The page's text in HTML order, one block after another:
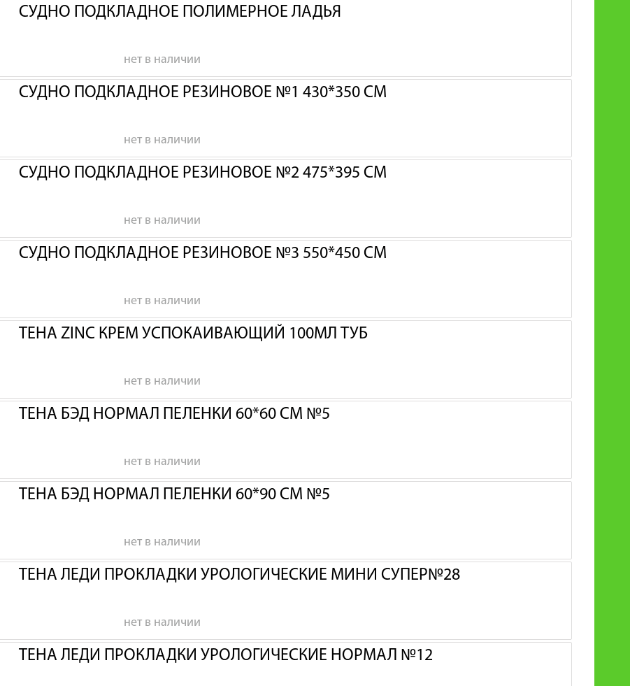
СУДНО ПОДКЛАДНОЕ ПОЛИМЕРНОЕ ЛАДЬЯ
нет в наличии
СУДНО ПОДКЛАДНОЕ РЕЗИНОВОЕ №1 430*350 СМ
нет в наличии
СУДНО ПОДКЛАДНОЕ РЕЗИНОВОЕ №2 475*395 СМ
нет в наличии
СУДНО ПОДКЛАДНОЕ РЕЗИНОВОЕ №3 550*450 СМ
нет в наличии
ТЕНА ZINC КРЕМ УСПОКАИВАЮЩИЙ 100МЛ ТУБ
нет в наличии
ТЕНА БЭД НОРМАЛ ПЕЛЕНКИ 60*60 СМ №5
нет в наличии
ТЕНА БЭД НОРМАЛ ПЕЛЕНКИ 60*90 СМ №5
нет в наличии
ТЕНА ЛЕДИ ПРОКЛАДКИ УРОЛОГИЧЕСКИЕ МИНИ СУПЕР№28
нет в наличии
ТЕНА ЛЕДИ ПРОКЛАДКИ УРОЛОГИЧЕСКИЕ НОРМАЛ №12